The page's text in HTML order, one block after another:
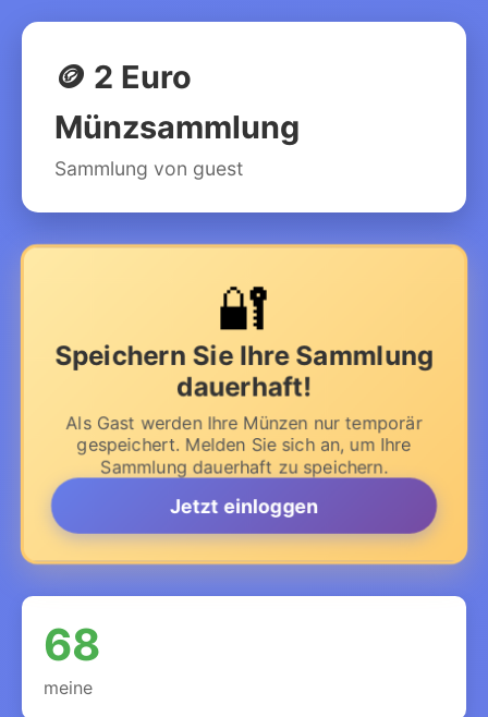
🪙 2 Euro
Münzsammlung
Sammlung von guest
🔐
Speichern Sie Ihre Sammlung
dauerhaft!
Als Gast werden Ihre Münzen nur temporär
gespeichert. Melden Sie sich an, um Ihre
Sammlung dauerhaft zu speichern.
Jetzt einloggen
68
meine